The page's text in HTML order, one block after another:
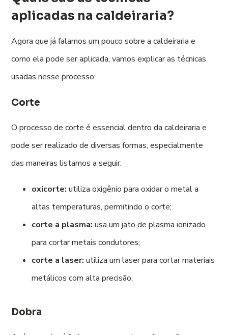
aplicadas na caldeiraria?
Agora que já falamos um pouco sobre a caldeiraria e
como ela pode ser aplicada, vamos explicar as técnicas
usadas nesse processo:
Corte
O processo de corte é essencial dentro da caldeiraria e
pode ser realizado de diversas formas, especialmente
das maneiras listamos a seguir:
oxicorte:utiliza oxigênio para oxidar o metal a
altas temperaturas, permitindo o corte;
corte a plasma:usa um jato de plasma ionizado
para cortar metais condutores;
corte a laser:utiliza um laser para cortar materiais
metálicos com alta precisão.
Dobra